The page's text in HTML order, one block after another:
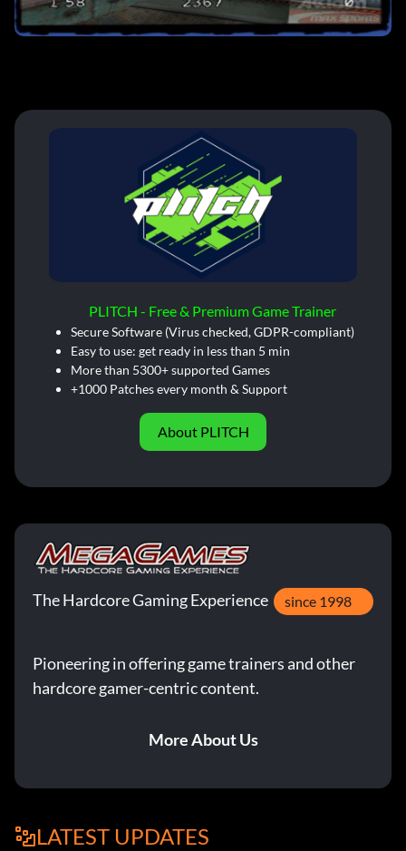
PLITCH - Free & Premium Game Trainer
Secure Software (Virus checked, GDPR-compliant)
Easy to use: get ready in less than 5 min
More than 5300+ supported Games
+1000 Patches every month & Support
About PLITCH
The Hardcore Gaming Experience since 1998
Pioneering in offering game trainers and other
hardcore gamer-centric content.
More About Us
LATEST UPDATES